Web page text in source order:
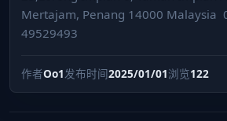
Mertajam, Penang 14000 Malaysia
49529493
作者Oo1发布时间2025/01/01浏览122